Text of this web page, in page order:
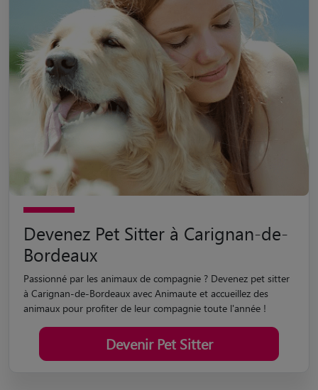
Devenez Pet Sitter à Carignan-de-
Bordeaux
Passionné par les animaux de compagnie ? Devenez pet sitter
à Carignan-de-Bordeaux avec Animaute et accueillez des
animaux pour profiter de leur compagnie toute l'année !
Devenir Pet Sitter